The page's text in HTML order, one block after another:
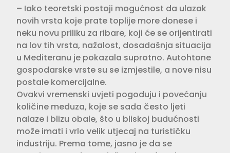
– Iako teoretski postoji mogućnost da ulazak
novih vrsta koje prate toplije more donese i
neku novu priliku za ribare, koji će se orijentirati
na lov tih vrsta, nažalost, dosadašnja situacija
u Mediteranu je pokazala suprotno. Autohtone
gospodarske vrste su se izmjestile, a nove nisu
postale komercijalne.
Ovakvi vremenski uvjeti pogoduju i povećanju
količine meduza, koje se sada često ljeti
nalaze i blizu obale, što u bliskoj budućnosti
može imati i vrlo velik utjecaj na turističku
industriju. Prema tome, jasno je da se